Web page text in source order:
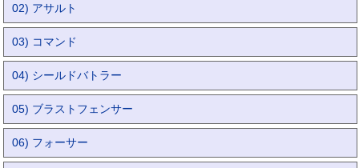
02) アサルト
03) コマンド
04) シールドバトラー
05) ブラストフェンサー
06) フォーサー